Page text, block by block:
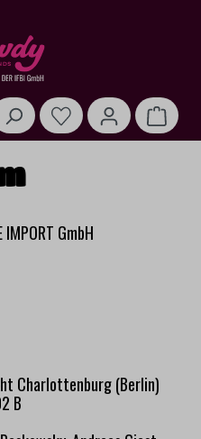
IMPORT GmbH
Charlottenburg (Berlin)
B